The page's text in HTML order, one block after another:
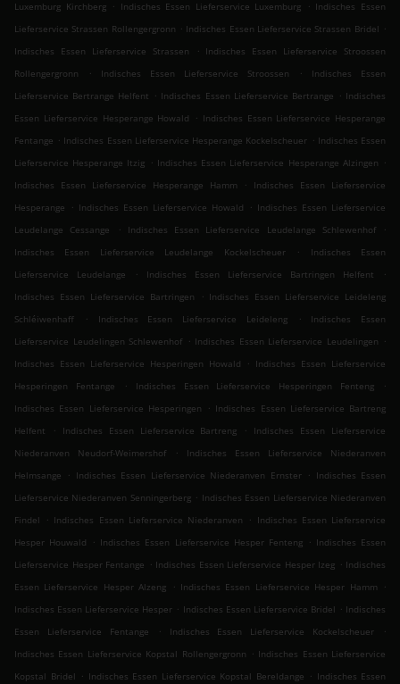
Luxemburg Kirchberg
. Indisches Essen Lieferservice Luxemburg . Indisches Essen
Lieferservice Strassen Rollengergronn . Indisches Essen Lieferservice Strassen Bridel .
Indisches Essen Lieferservice Strassen
. Indisches Essen Lieferservice Stroossen
Rollengergronn
. Indisches Essen Lieferservice Stroossen .
Indisches Essen
Lieferservice Bertrange Helfent . Indisches Essen Lieferservice Bertrange . Indisches
Essen Lieferservice Hesperange Howald
. Indisches Essen Lieferservice Hesperange
Fentange . Indisches Essen Lieferservice Hesperange Kockelscheuer . Indisches Essen
Lieferservice Hesperange Itzig . Indisches Essen Lieferservice Hesperange Alzingen .
Indisches Essen Lieferservice Hesperange Hamm
.
Indisches Essen Lieferservice
Hesperange
. Indisches Essen Lieferservice Howald . Indisches Essen Lieferservice
Leudelange Cessange
. Indisches Essen Lieferservice Leudelange Schlewenhof
.
Indisches Essen Lieferservice Leudelange Kockelscheuer
.
Indisches Essen
Lieferservice Leudelange
. Indisches Essen Lieferservice Bartringen Helfent
.
Indisches Essen Lieferservice Bartringen
. Indisches Essen Lieferservice Leideleng
Schléiwenhaff
. Indisches Essen Lieferservice Leideleng .
Indisches Essen
Lieferservice Leudelingen Schlewenhof . Indisches Essen Lieferservice Leudelingen .
Indisches Essen Lieferservice Hesperingen Howald
. Indisches Essen Lieferservice
Hesperingen Fentange
. Indisches Essen Lieferservice Hesperingen Fenteng
.
Indisches Essen Lieferservice Hesperingen
. Indisches Essen Lieferservice Bartreng
Helfent
. Indisches Essen Lieferservice Bartreng .
Indisches Essen Lieferservice
Niederanven Neudorf-Weimershof
.
Indisches Essen Lieferservice Niederanven
Helmsange
. Indisches Essen Lieferservice Niederanven Ernster . Indisches Essen
Lieferservice Niederanven Senningerberg . Indisches Essen Lieferservice Niederanven
Findel
. Indisches Essen Lieferservice Niederanven . Indisches Essen Lieferservice
Hesper Houwald
. Indisches Essen Lieferservice Hesper Fenteng . Indisches Essen
Lieferservice Hesper Fentange . Indisches Essen Lieferservice Hesper Izeg . Indisches
Essen Lieferservice Hesper Alzeng
. Indisches Essen Lieferservice Hesper Hamm
.
Indisches Essen Lieferservice Hesper . Indisches Essen Lieferservice Bridel . Indisches
Essen Lieferservice Fentange
. Indisches Essen Lieferservice Kockelscheuer
.
Indisches Essen Lieferservice Kopstal Rollengergronn . Indisches Essen Lieferservice
Kopstal Bridel . Indisches Essen Lieferservice Kopstal Bereldange . Indisches Essen